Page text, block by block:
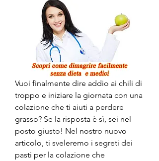
Vuoi finalmente dire addio ai chili di
troppo e iniziare la giornata con una
colazione che ti aiuti a perdere
grasso? Se la risposta è sì, sei nel
posto giusto! Nel nostro nuovo
articolo, ti sveleremo i segreti dei
pasti per la colazione che